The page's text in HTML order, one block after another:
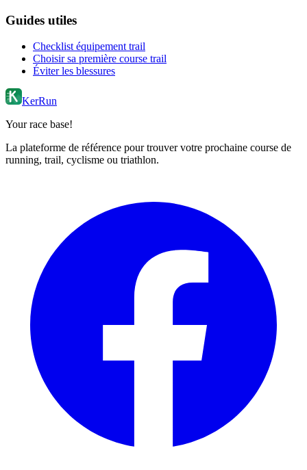
Guides utiles
Checklist équipement trail
Choisir sa première course trail
Éviter les blessures
KerRun
Your race base!
La plateforme de référence pour trouver votre prochaine course de
running, trail, cyclisme ou triathlon.